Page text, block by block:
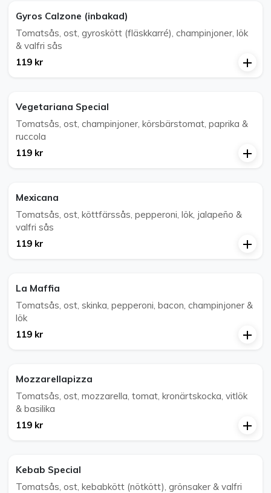
Gyros Calzone (inbakad)
Tomatsås, ost, gyroskött (fläskkarré), champinjoner, lök
& valfri sås
119 kr
Vegetariana Special
Tomatsås, ost, champinjoner, körsbärstomat, paprika &
ruccola
119 kr
Mexicana
Tomatsås, ost, köttfärssås, pepperoni, lök, jalapeño &
valfri sås
119 kr
La Maffia
Tomatsås, ost, skinka, pepperoni, bacon, champinjoner &
lök
119 kr
Mozzarellapizza
Tomatsås, ost, mozzarella, tomat, kronärtskocka, vitlök
& basilika
119 kr
Kebab Special
Tomatsås, ost, kebabkött (nötkött), grönsaker & valfri